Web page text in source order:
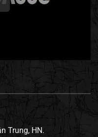
Trung, HN.